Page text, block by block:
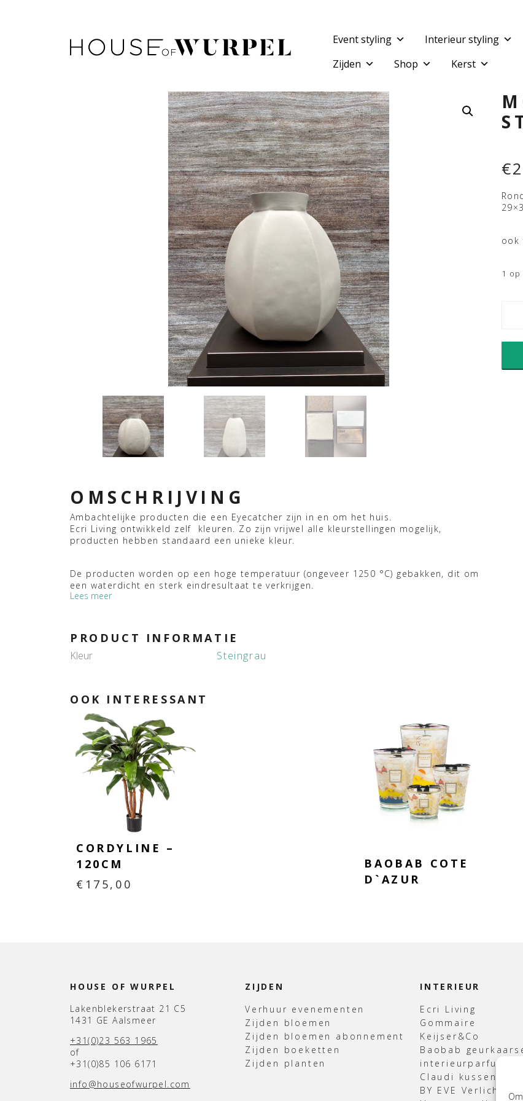
Event styling Interieur styling
Zijden
Shop Kerst
€
ook
1 op
OMSCHRIJVING
Ambachtelijke producten die een Eyecatcher zijn in en om het huis.
Ecri Living ontwikkeld zelf kleuren. Zo zijn vrijwel alle kleurstellingen mogelijk,
producten hebben standaard een unieke kleur.
De producten worden op een hoge temperatuur (ongeveer 1250 °C) gebakken, dit om
een waterdicht en sterk eindresultaat te verkrijgen.
Lees meer
PRODUCT INFORMATIE
Kleur Steingrau
OOK INTERESSANT
CORDYLINE –
120CM
€ 175,00
BAOBAB COTE
D`AZUR
HOUSE OF WURPEL
Lakenblekerstraat 21 C5
1431 GE Aalsmeer
+31(0)23 563 1965
of
+31(0)85 106 6171
info@houseofwurpel.com
ZIJDEN
Verhuur evenementen
Zijden bloemen
Zijden bloemen abonnement
Zijden boeketten
Zijden planten
INTERIEUR
Ecri Living
Gommaire
Keijser&Co
Baobab
interieurparfum
Claudi kussens &
BY EVE Verlichting